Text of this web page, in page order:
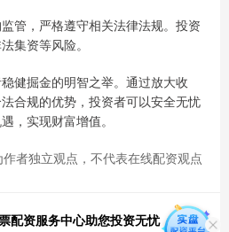
管，严格遵守相关法律法规。投资
集资等风险。
健掘金的明智之举。通过放大收
合规的优势，投资者可以安全无忧
，实现财富增值。
者独立观点，不代表在线配资观点
配资服务中心助您投资无忧